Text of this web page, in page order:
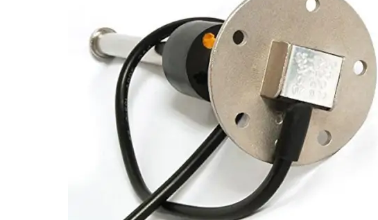
Tuigage en dekbeslag
Veiligheid
Boten, toebehoren en fun
Meubels en lifestyle